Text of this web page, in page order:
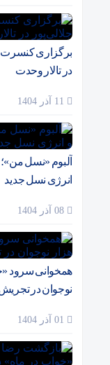
برگزاری کنسرت
در تالار وحدت
آلبوم «نسل
انرژی نسل جدید
نوجوان در